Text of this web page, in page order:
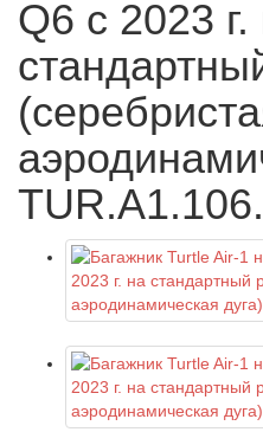
Q6 с 2023 г.